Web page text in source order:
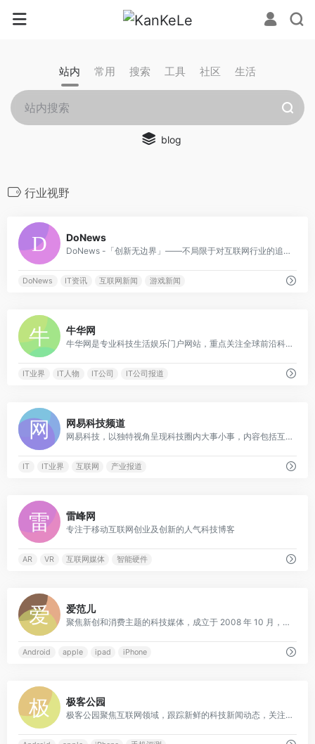
站内 常用 搜索 工具 社区 生活
blog
行业视野
DoNews
DoNews -「创新无边界」——不局限于对互联网行业的追踪与探索，更要向未来、向未知的方向迈进。
DoNews IT资讯 互联网新闻 游戏新闻
牛华网
牛华网是专业科技生活娱乐门户网站，重点关注全球前沿科技、游戏、电影娱乐及新潮数码，致力于提供实用接地气的产品产业资讯。
IT业界 IT人物 IT公司 IT公司报道
网易科技频道
网易科技，以独特视角呈现科技圈内大事小事，内容包括互联网、IT业界、通信、趋势、科技访谈等。
IT IT业界 互联网 产业报道
雷峰网
专注于移动互联网创业及创新的人气科技博客
AR VR 互联网媒体 智能硬件
爱范儿
聚焦新创和消费主题的科技媒体，成立于 2008 年 10 月，关注产品及体验，致力于“独立，前瞻，深入”的原创报道和分析评论，是国内唯一一家在产业和产品领域同时具有强势影响力的科技媒体。旗下现有 ifanr.com、SocialBase.cn、AppSolution、玩物志、创业及产品社区 MindStore 等多个细分领域的知名产品。
Android apple ipad iPhone
极客公园
极客公园聚焦互联网领域，跟踪新鲜的科技新闻动态，关注极具创新精神的科技产品。